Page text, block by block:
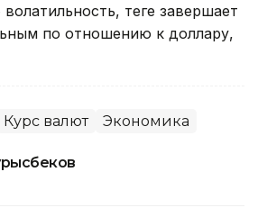
теңге завершает
по отношению к доллару,
Курс валют Экономика